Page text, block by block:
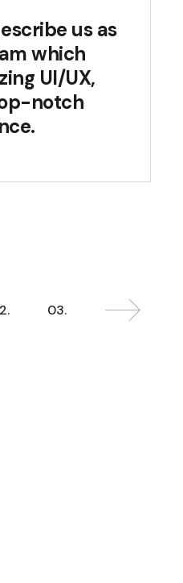
us as
which
UI/UX,
notch
03.